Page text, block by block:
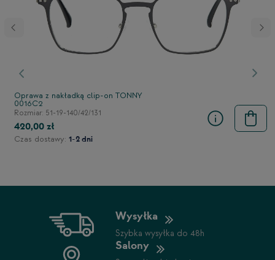
Poprzedni
Oprawa z nakładką clip-on TONNY
0016C2
Rozmiar: 51-19-140/42/131
420,00 zł
Czas dostawy: 1-2 dni
Wysyłka
Szybka wysyłka do 48h
Salony